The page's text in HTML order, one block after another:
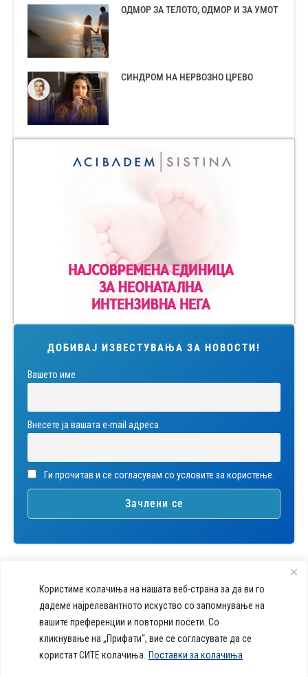
Користиме колачиња на нашата веб-страна за да ви го
дадеме најрелевантното искуство со запомнување на
вашите преференции и повторни посети. Со
кликнување на „Прифати“, вие се согласувате да се
користат СИТЕ колачиња. Поставки за колачиња
ОДМОР ЗА ТЕЛОТО, ОДМОР И ЗА УМОТ
СИНДРОМ НА НЕРВОЗНО ЦРЕВО
ДОБИВАЈ ИЗВЕСТУВАЊА ЗА НОВОСТИ!
Вашето име
Внесете ја вашата е-mail адреса
Ги прочитав и се согласувам со условите за користење.
Daily Dose Of Health -
callcenter@acibademsistina.mk
+ 389 2 30 99 500